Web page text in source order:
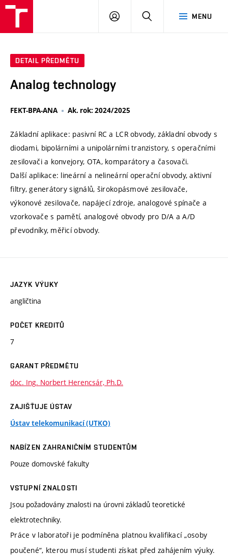
MENU
PŘIHLÁSIT
DETAIL PŘEDMĚTU
Analog technology
FEKT-BPA-ANA Ak. rok: 2024/2025
Základní aplikace: pasivní RC a LCR obvody, základní obvody s
diodami, bipolárními a unipolárními tranzistory, s operačními
zesilovači a konvejory, OTA, komparátory a časovači.
Další aplikace: lineární a nelineární operační obvody, aktivní
filtry, generátory signálů, širokopásmové zesilovače,
výkonové zesilovače, napájecí zdroje, analogové spínače a
vzorkovače s pamětí, analogové obvody pro D/A a A/D
převodníky, měřicí obvody.
JAZYK VÝUKY
angličtina
POČET KREDITŮ
7
GARANT PŘEDMĚTU
doc. Ing. Norbert Herencsár, Ph.D.
ZAJIŠŤUJE ÚSTAV
Ústav telekomunikací (UTKO)
NABÍZEN ZAHRANIČNÍM STUDENTŮM
Pouze domovské fakulty
VSTUPNÍ ZNALOSTI
Jsou požadovány znalosti na úrovni základů teoretické
elektrotechniky.
Práce v laboratoři je podmíněna platnou kvalifikací „osoby
poučené“, kterou musí studenti získat před zahájením výuky.